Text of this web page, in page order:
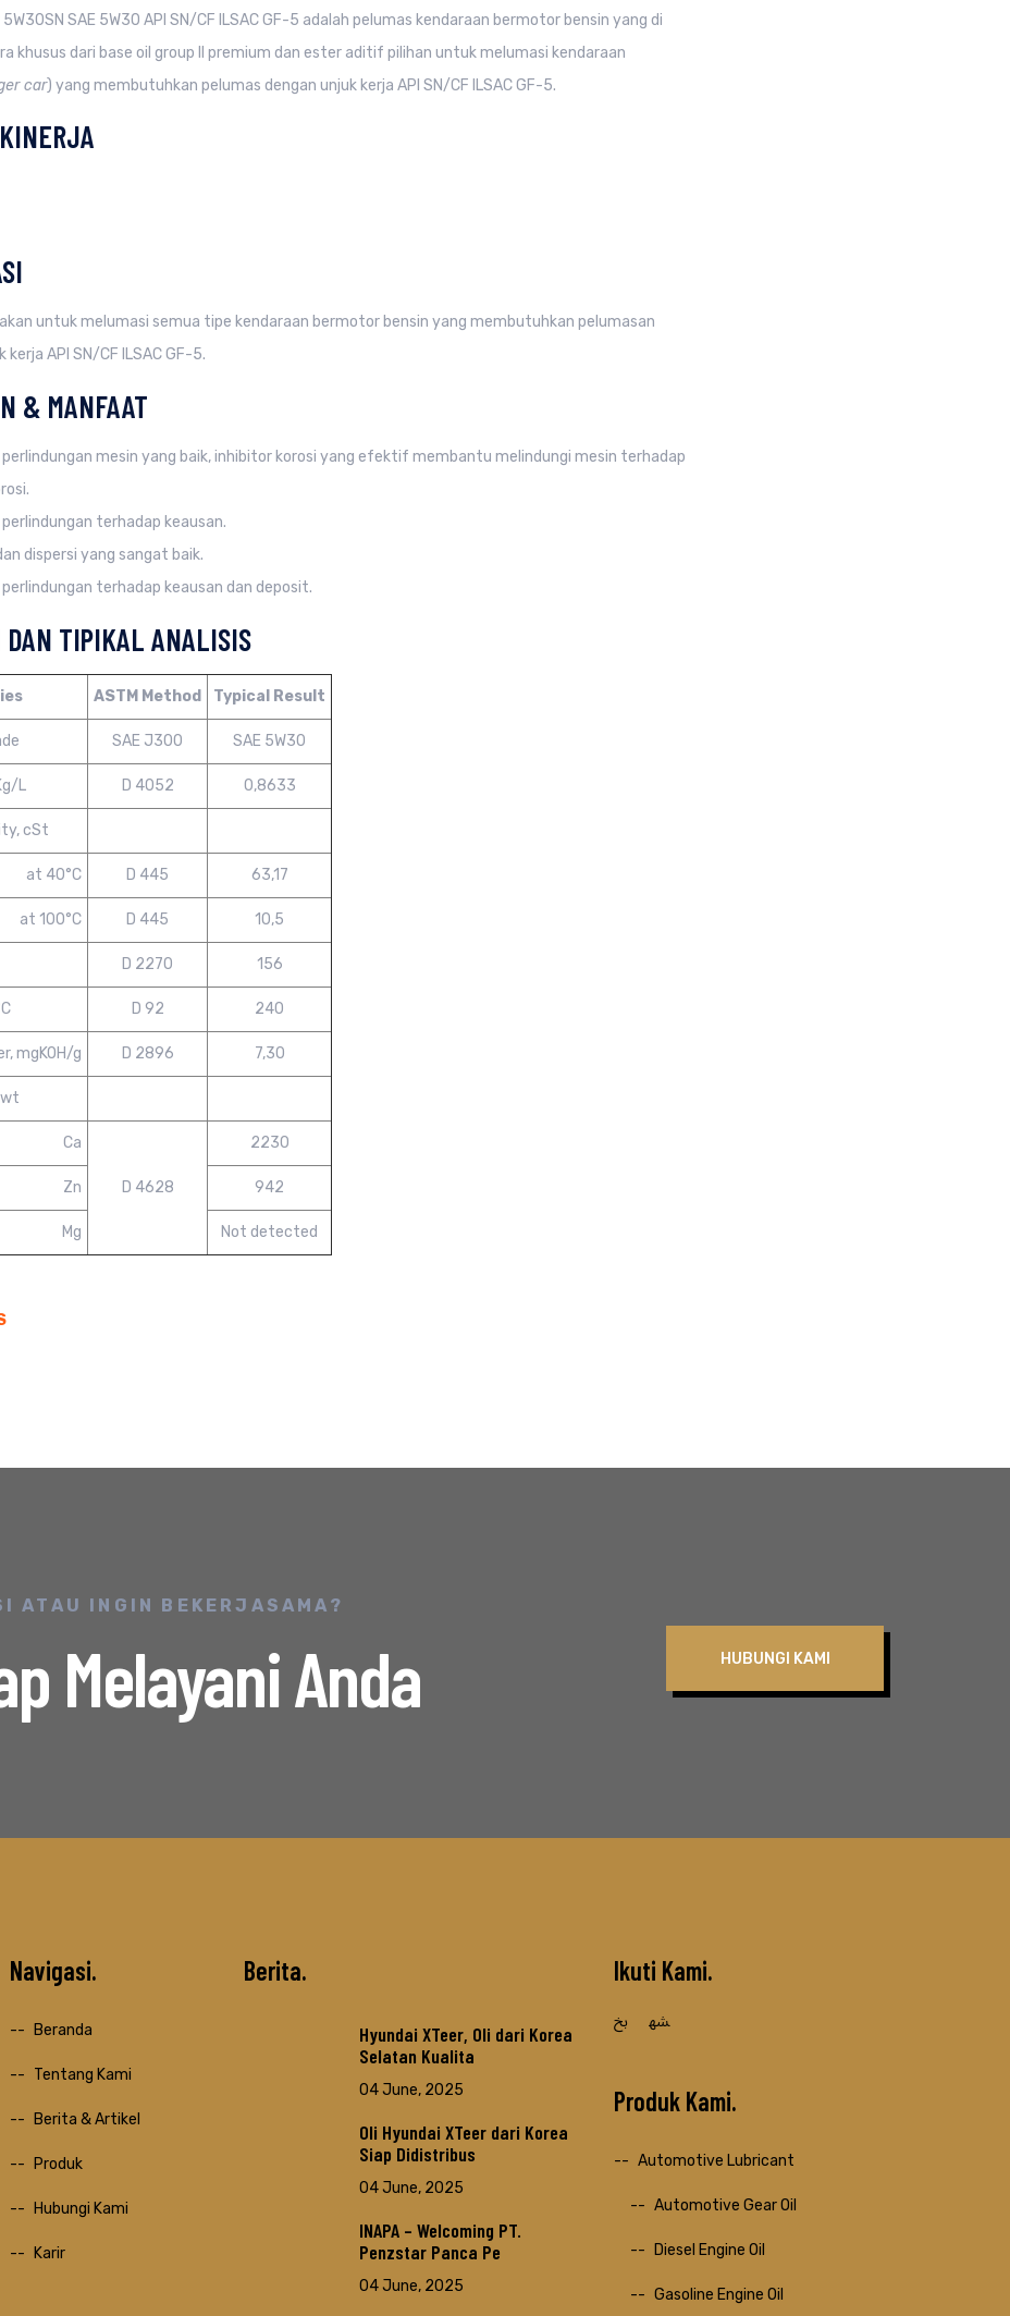
SAE 5W30 API SN/CF ILSAC GF-5 adalah pelumas kendaraan bermotor bensin yang di
khusus dari base oil group II premium dan ester aditif pilihan untuk melumasi kendaraan
car) yang membutuhkan pelumas dengan unjuk kerja API SN/CF ILSAC GF-5.
untuk melumasi semua tipe kendaraan bermotor bensin yang membutuhkan pelumasan
kerja API SN/CF ILSAC GF-5.
& MANFAAT
perlindungan mesin yang baik, inhibitor korosi yang efektif membantu melindungi mesin terhadap
perlindungan terhadap keausan.
dispersi yang sangat baik.
perlindungan terhadap keausan dan deposit.
DAN TIPIKAL ANALISIS
ASTM Method Typical Result
SAE J300 SAE 5W30
L D 4052 0,8633
cSt
at 40°C D 445 63,17
at 100°C D 445 10,5
D 2270 156
D 92 240
mgKOH/g D 2896 7,30
Ca
D 4628
2230
Zn 942
Mg Not detected
ATAU INGIN BEKERJASAMA?
Melayani Anda HUBUNGI KAMI
Navigasi
Beranda
Tentang Kami
Berita & Artikel
Produk
Hubungi Kami
Karir
Berita
Hyundai XTeer, Oli dari Korea
Selatan Kualita
04 June, 2025
Oli Hyundai XTeer dari Korea
Siap Didistribus
04 June, 2025
INAPA – Welcoming PT.
Penzstar Panca Pe
04 June, 2025
Ikuti Kami
Produk Kami
Automotive Lubricant
Automotive Gear Oil
Diesel Engine Oil
Gasoline Engine Oil